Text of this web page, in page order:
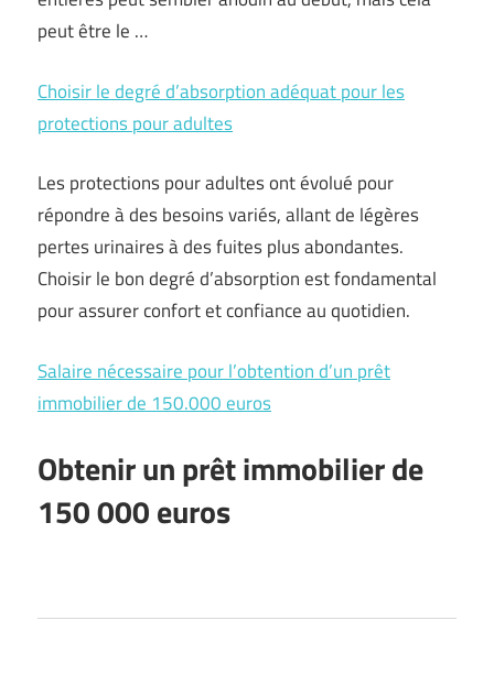
peut être le …
Choisir le degré d’absorption adéquat pour les
protections pour adultes
Les protections pour adultes ont évolué pour
répondre à des besoins variés, allant de légères
pertes urinaires à des fuites plus abondantes.
Choisir le bon degré d’absorption est fondamental
pour assurer confort et confiance au quotidien.
Salaire nécessaire pour l’obtention d’un prêt
immobilier de 150.000 euros
Obtenir un prêt immobilier de
150 000 euros